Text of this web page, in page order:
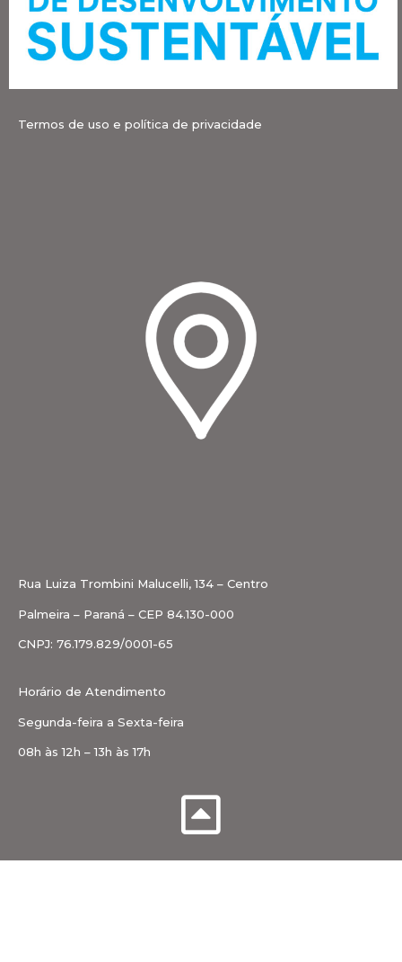
Termos de uso e política de privacidade
Rua Luiza Trombini Malucelli, 134 – Centro
Palmeira – Paraná – CEP 84.130-000
CNPJ: 76.179.829/0001-65
Horário de Atendimento
Segunda-feira a Sexta-feira
08h às 12h – 13h às 17h